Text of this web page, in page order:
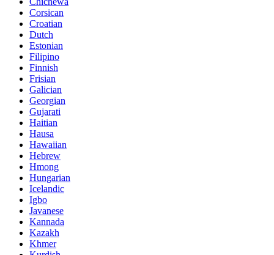
Corsican
Croatian
Dutch
Estonian
Filipino
Finnish
Frisian
Galician
Georgian
Gujarati
Haitian
Hausa
Hawaiian
Hebrew
Hmong
Hungarian
Icelandic
Igbo
Javanese
Kannada
Kazakh
Khmer